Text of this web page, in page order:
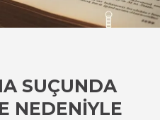
SUÇUNDA
NEDENIYLE